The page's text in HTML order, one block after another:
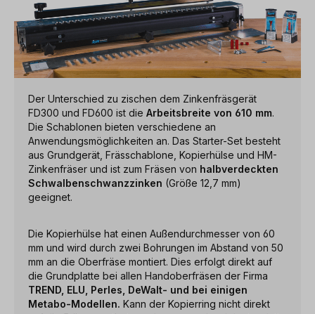
Der Unterschied zu zischen dem Zinkenfräsgerät
FD300 und FD600 ist die Arbeitsbreite von 610 mm.
Die Schablonen bieten verschiedene an
Anwendungsmöglichkeiten an. Das Starter-Set besteht
aus Grundgerät, Frässchablone, Kopierhülse und HM-
Zinkenfräser und ist zum Fräsen von halbverdeckten
Schwalbenschwanzzinken (Größe 12,7 mm)
geeignet.
Die Kopierhülse hat einen Außendurchmesser von 60
mm und wird durch zwei Bohrungen im Abstand von 50
mm an die Oberfräse montiert. Dies erfolgt direkt auf
die Grundplatte bei allen Handoberfräsen der Firma
TREND, ELU, Perles, DeWalt- und bei einigen
Metabo-Modellen. Kann der Kopierring nicht direkt